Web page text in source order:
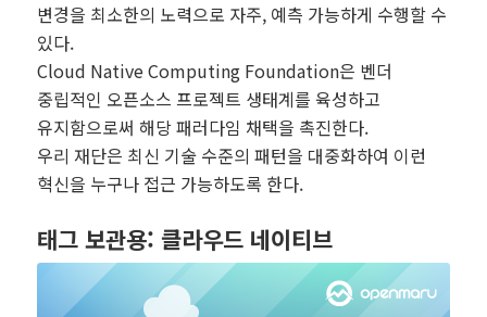
변경을 최소한의 노력으로 자주, 예측 가능하게 수행할 수
있다.
Cloud Native Computing Foundation은 벤더
중립적인 오픈소스 프로젝트 생태계를 육성하고
유지함으로써 해당 패러다임 채택을 촉진한다.
우리 재단은 최신 기술 수준의 패턴을 대중화하여 이런
혁신을 누구나 접근 가능하도록 한다.
태그 보관용: 클라우드 네이티브